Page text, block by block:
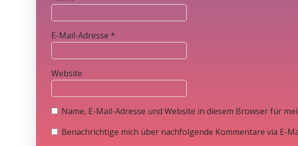
E-Mail-Adresse *
Website
Name, E-Mail-Adresse und Website in diesem Browser für
Benachrichtige mich über nachfolgende Kommentare via E-